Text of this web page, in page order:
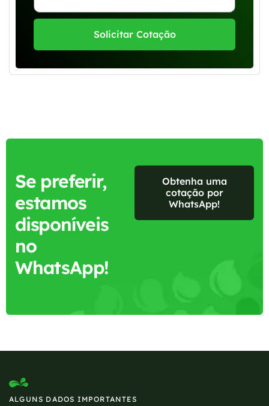
Solicitar Cotação
Se preferir,
estamos
disponíveis
no
WhatsApp!
Obtenha uma
cotação por
WhatsApp!
ALGUNS DADOS IMPORTANTES